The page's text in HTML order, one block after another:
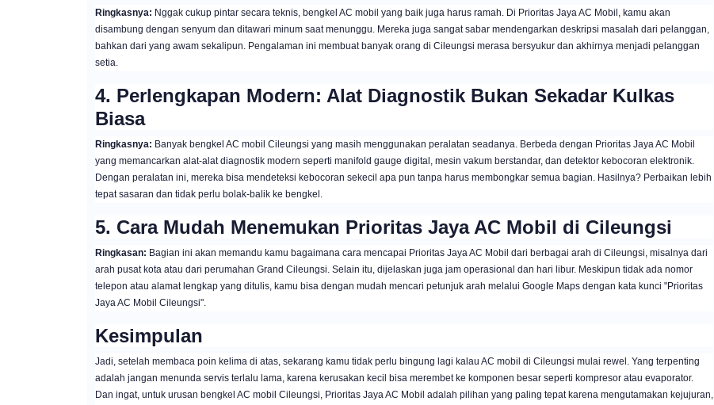
Ringkasnya: Nggak cukup pintar secara teknis, bengkel AC mobil yang baik juga harus ramah. Di Prioritas Jaya AC Mobil, kamu akan
disambung dengan senyum dan ditawari minum saat menunggu. Mereka juga sangat sabar mendengarkan deskripsi masalah dari pelanggan,
bahkan dari yang awam sekalipun. Pengalaman ini membuat banyak orang di Cileungsi merasa bersyukur dan akhirnya menjadi pelanggan
setia.
4. Perlengkapan Modern: Alat Diagnostik Bukan Sekadar Kulkas
Biasa
Ringkasnya: Banyak bengkel AC mobil Cileungsi yang masih menggunakan peralatan seadanya. Berbeda dengan Prioritas Jaya AC Mobil
yang memancarkan alat-alat diagnostik modern seperti manifold gauge digital, mesin vakum berstandar, dan detektor kebocoran elektronik.
Dengan peralatan ini, mereka bisa mendeteksi kebocoran sekecil apa pun tanpa harus membongkar semua bagian. Hasilnya? Perbaikan lebih
tepat sasaran dan tidak perlu bolak-balik ke bengkel.
5. Cara Mudah Menemukan Prioritas Jaya AC Mobil di Cileungsi
Ringkasan: Bagian ini akan memandu kamu bagaimana cara mencapai Prioritas Jaya AC Mobil dari berbagai arah di Cileungsi, misalnya dari
arah pusat kota atau dari perumahan Grand Cileungsi. Selain itu, dijelaskan juga jam operasional dan hari libur. Meskipun tidak ada nomor
telepon atau alamat lengkap yang ditulis, kamu bisa dengan mudah mencari petunjuk arah melalui Google Maps dengan kata kunci "Prioritas
Jaya AC Mobil Cileungsi".
Kesimpulan
Jadi, setelah membaca poin kelima di atas, sekarang kamu tidak perlu bingung lagi kalau AC mobil di Cileungsi mulai rewel. Yang terpenting
adalah jangan menunda servis terlalu lama, karena kerusakan kecil bisa merembet ke komponen besar seperti kompresor atau evaporator.
Dan ingat, untuk urusan bengkel AC mobil Cileungsi, Prioritas Jaya AC Mobil adalah pilihan yang paling tepat karena mengutamakan kejujuran,